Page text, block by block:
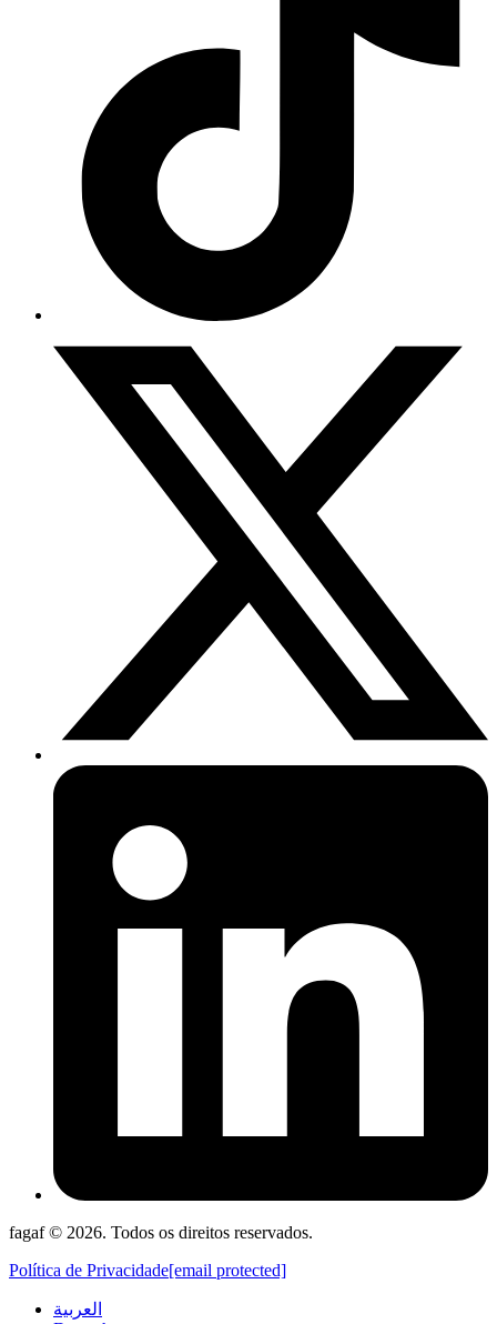
fagaf © 2026. Todos os direitos reservados.
Política de Privacidade[email protected]
العربية